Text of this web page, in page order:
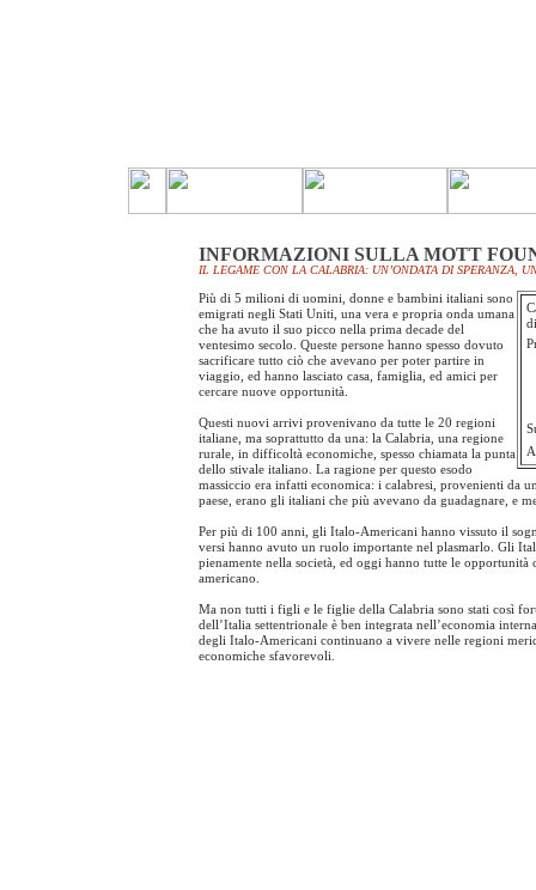
INFORMAZIONI SULLA MOTT
IL LEGAME CON LA CALABRIA: UN’ONDATA DI SPERANZA,
Più di 5 milioni di uomini, donne e bambini italiani sono
emigrati negli Stati Uniti, una vera e propria onda umana
che ha avuto il suo picco nella prima decade del
ventesimo secolo. Queste persone hanno spesso dovuto
sacrificare tutto ciò che avevano per poter partire in
viaggio, ed hanno lasciato casa, famiglia, ed amici per
cercare nuove opportunità.
Questi nuovi arrivi provenivano da tutte le 20 regioni
italiane, ma soprattutto da una: la Calabria, una regione
rurale, in difficoltà economiche, spesso chiamata la punta
dello stivale italiano. La ragione per questo esodo
massiccio era infatti economica: i calabresi, provenienti da
paese, erano gli italiani che più avevano da guadagnare, e
Per più di 100 anni, gli Italo-Americani hanno vissuto il
versi hanno avuto un ruolo importante nel plasmarlo. Gli
pienamente nella società, ed oggi hanno tutte le opportunità
americano.
Ma non tutti i figli e le figlie della Calabria sono stati così
dell’Italia settentrionale è ben integrata nell’economia
degli Italo-Americani continuano a vivere nelle regioni
economiche sfavorevoli.